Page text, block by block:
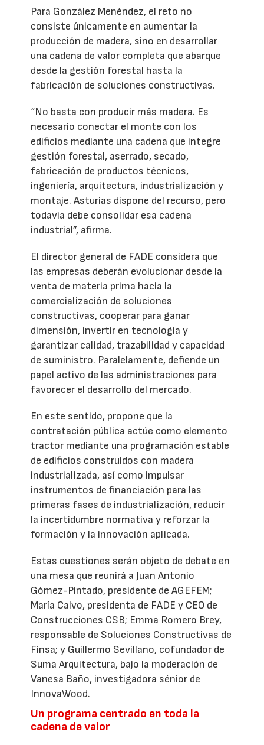
Para González Menéndez, el reto no
consiste únicamente en aumentar la
producción de madera, sino en desarrollar
una cadena de valor completa que abarque
desde la gestión forestal hasta la
fabricación de soluciones constructivas.
“No basta con producir más madera. Es
necesario conectar el monte con los
edificios mediante una cadena que integre
gestión forestal, aserrado, secado,
fabricación de productos técnicos,
ingeniería, arquitectura, industrialización y
montaje. Asturias dispone del recurso, pero
todavía debe consolidar esa cadena
industrial”, afirma.
El director general de FADE considera que
las empresas deberán evolucionar desde la
venta de materia prima hacia la
comercialización de soluciones
constructivas, cooperar para ganar
dimensión, invertir en tecnología y
garantizar calidad, trazabilidad y capacidad
de suministro. Paralelamente, defiende un
papel activo de las administraciones para
favorecer el desarrollo del mercado.
En este sentido, propone que la
contratación pública actúe como elemento
tractor mediante una programación estable
de edificios construidos con madera
industrializada, así como impulsar
instrumentos de financiación para las
primeras fases de industrialización, reducir
la incertidumbre normativa y reforzar la
formación y la innovación aplicada.
Estas cuestiones serán objeto de debate en
una mesa que reunirá a Juan Antonio
Gómez-Pintado, presidente de AGEFEM;
María Calvo, presidenta de FADE y CEO de
Construcciones CSB; Emma Romero Brey,
responsable de Soluciones Constructivas de
Finsa; y Guillermo Sevillano, cofundador de
Suma Arquitectura, bajo la moderación de
Vanesa Baño, investigadora sénior de
InnovaWood.
Un programa centrado en toda la
cadena de valor